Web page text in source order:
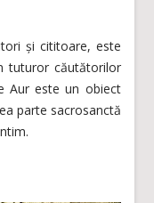
și cititoare, este
tuturor căutătorilor
Aur este un obiect
parte sacrosanctă